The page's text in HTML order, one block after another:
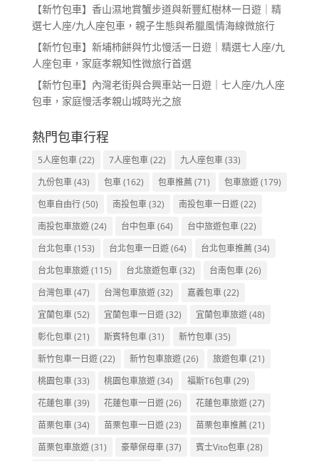
【新竹包車】香山濕地賞蟹步道與新豐紅樹林一日遊｜精
選七人座/九人座包車，親子生態與希臘風情海線微旅行
【新竹包車】新埔柿餅與竹北慢活一日遊｜精選七人座/九
人座包車，家庭孝親知性微旅行首選
【新竹包車】內灣老街與合興車站一日遊｜七人座/九人座
包車，家庭慢活孝親山城時光之旅
熱門包車行程
5人座包車(22) 7人座包車(22) 九人座包車(33)
九份包車(43) 包車(162) 包車推薦(71) 包車旅遊(179)
包車自由行(50) 南投包車(32) 南投包車一日遊(22)
南投包車旅遊(24) 台中包車(64) 台中旅遊包車(22)
台北包車(153) 台北包車一日遊(64) 台北包車推薦(34)
台北包車旅遊(115) 台北旅遊包車(32) 台南包車(26)
台灣包車(47) 台灣包車旅遊(32) 嘉義包車(22)
宜蘭包車(52) 宜蘭包車一日遊(32) 宜蘭包車旅遊(48)
彰化包車(21) 斯賓特包車(31) 新竹包車(35)
新竹包車一日遊(22) 新竹包車旅遊(26) 旅遊包車(21)
桃園包車(33) 桃園包車旅遊(34) 福斯T6包車(29)
花蓮包車(39) 花蓮包車一日遊(26) 花蓮包車旅遊(27)
苗栗包車(34) 苗栗包車一日遊(23) 苗栗包車推薦(21)
苗栗包車旅遊(31) 豪華保母車(37) 賓士Vito包車(28)